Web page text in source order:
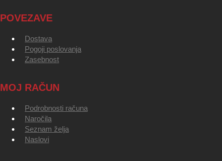
POVEZAVE
Dostava
Pogoji poslovanja
Zasebnost
MOJ RAČUN
Podrobnosti računa
Naročila
Seznam želja
Naslovi